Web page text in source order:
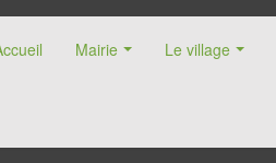
Mairie Le village